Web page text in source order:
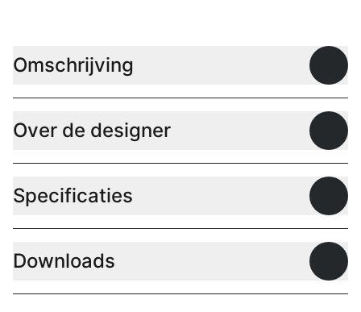
Omschrijving
Over de designer
Specificaties
Downloads